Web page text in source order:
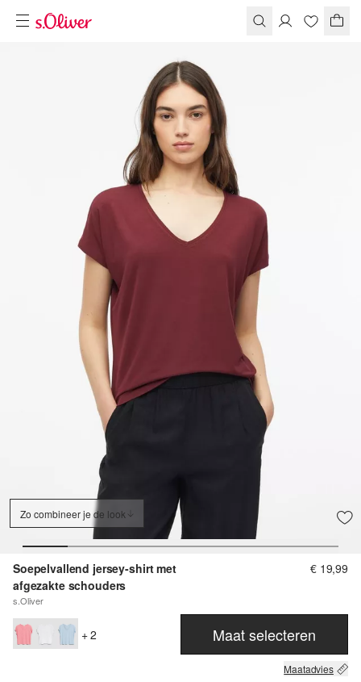
Zo combineer je de look
Soepelvallend jersey-shirt met
afgezakte schouders
s.Oliver
€ 19,99
+ 2 Maat selecteren
Maatadvies